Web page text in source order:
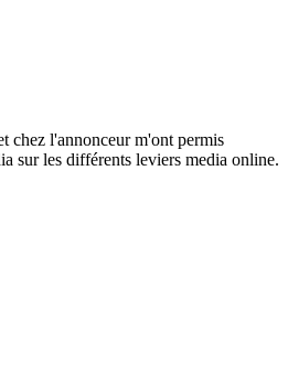
chez l'annonceur m'ont permis
sur les différents leviers media online.